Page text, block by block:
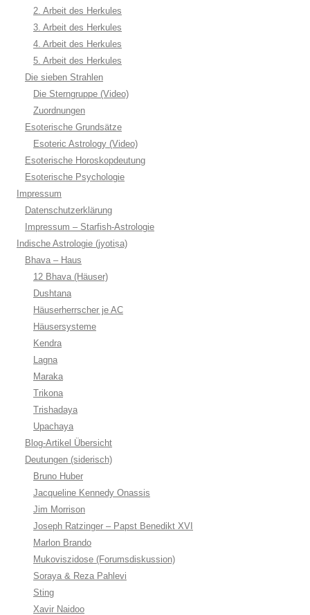
2. Arbeit des Herkules
3. Arbeit des Herkules
4. Arbeit des Herkules
5. Arbeit des Herkules
Die sieben Strahlen
Die Sterngruppe (Video)
Zuordnungen
Esoterische Grundsätze
Esoteric Astrology (Video)
Esoterische Horoskopdeutung
Esoterische Psychologie
Impressum
Datenschutzerklärung
Impressum – Starfish-Astrologie
Indische Astrologie (jyotiṣa)
Bhava – Haus
12 Bhava (Häuser)
Dushtana
Häuserherrscher je AC
Häusersysteme
Kendra
Lagna
Maraka
Trikona
Trishadaya
Upachaya
Blog-Artikel Übersicht
Deutungen (siderisch)
Bruno Huber
Jacqueline Kennedy Onassis
Jim Morrison
Joseph Ratzinger – Papst Benedikt XVI
Marlon Brando
Mukoviszidose (Forumsdiskussion)
Soraya & Reza Pahlevi
Sting
Xavir Naidoo